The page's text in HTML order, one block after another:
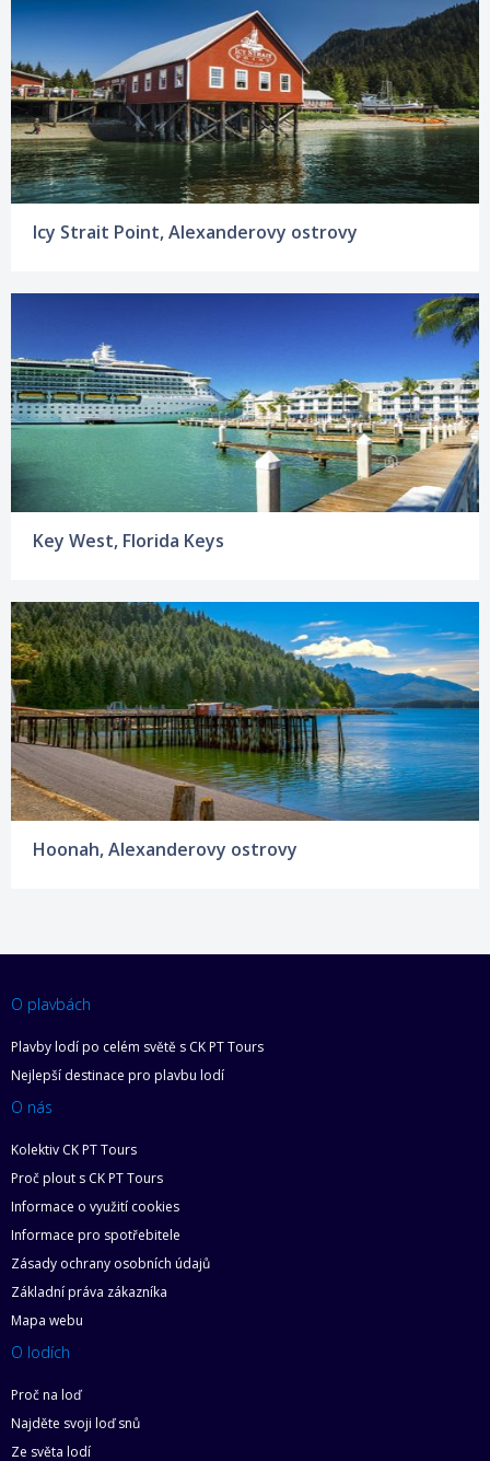
Icy Strait Point, Alexanderovy ostrovy
Key West, Florida Keys
Hoonah, Alexanderovy ostrovy
O plavbách
Plavby lodí po celém světě s CK PT Tours
Nejlepší destinace pro plavbu lodí
O nás
Kolektiv CK PT Tours
Proč plout s CK PT Tours
Informace o využití cookies
Informace pro spotřebitele
Zásady ochrany osobních údajů
Základní práva zákazníka
Mapa webu
O lodích
Proč na loď
Najděte svoji loď snů
Ze světa lodí